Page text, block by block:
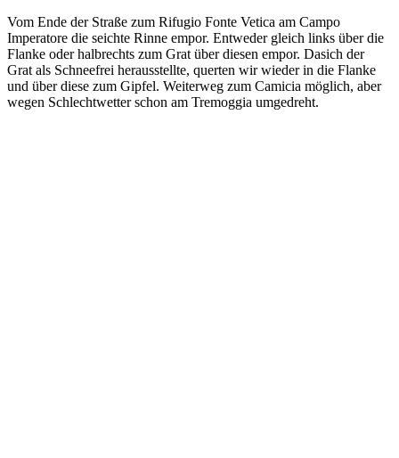
Vom Ende der Straße zum Rifugio Fonte Vetica am Campo
Imperatore die seichte Rinne empor. Entweder gleich links über die
Flanke oder halbrechts zum Grat über diesen empor. Dasich der
Grat als Schneefrei herausstellte, querten wir wieder in die Flanke
und über diese zum Gipfel. Weiterweg zum Camicia möglich, aber
wegen Schlechtwetter schon am Tremoggia umgedreht.